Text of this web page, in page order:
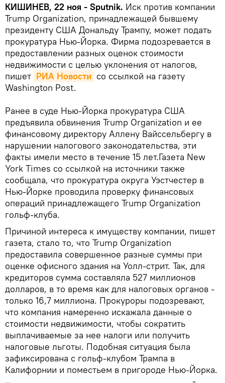
КИШИНЕВ, 22 ноя - Sputnik. Иск против компании
Trump Organization, принадлежащей бывшему
президенту США Дональду Трампу, может подать
прокуратура Нью-Йорка. Фирма подозревается в
предоставлении разных оценок стоимости
недвижимости с целью уклонения от налогов,
пишет РИА Новости со ссылкой на газету
Washington Post.
Ранее в суде Нью-Йорка прокуратура США
предъявила обвинения Trump Organization и ее
финансовому директору Аллену Вайссельбергу в
нарушении налогового законодательства, эти
факты имели место в течение 15 лет.Газета New
York Times со ссылкой на источники также
сообщала, что прокуратура округа Уэстчестер в
Нью-Йорке проводила проверку финансовых
операций принадлежащего Trump Organization
гольф-клуба.
Причиной интереса к имуществу компании, пишет
газета, стало то, что Trump Organization
предоставила совершенное разные суммы при
оценке офисного здания на Уолл-стрит. Так, для
кредиторов сумма составляла 527 миллионов
долларов, в то время как для налоговых органов -
только 16,7 миллиона. Прокуроры подозревают,
что компания намеренно искажала данные о
стоимости недвижимости, чтобы сократить
выплачиваемые за нее налоги или получить
налоговые льготы. Подобная ситуация была
зафиксирована с гольф-клубом Трампа в
Калифорнии и поместьем в пригороде Нью-Йорка.